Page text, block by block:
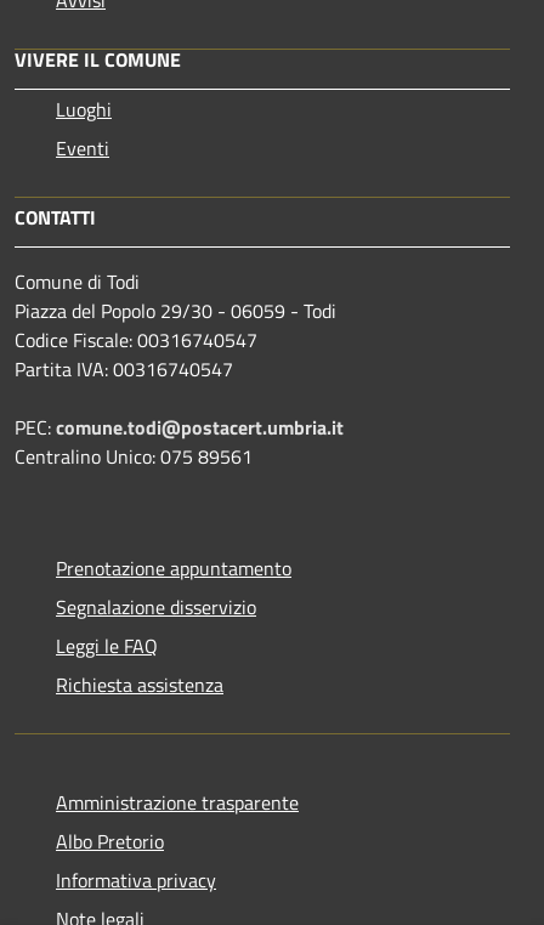
VIVERE IL COMUNE
Luoghi
Eventi
CONTATTI
Comune di Todi
Piazza del Popolo 29/30 - 06059 - Todi
Codice Fiscale: 00316740547
Partita IVA: 00316740547
PEC:comune.todi@postacert.umbria.it
Centralino Unico: 075 89561
Prenotazione appuntamento
Segnalazione disservizio
Leggi le FAQ
Richiesta assistenza
Amministrazione trasparente
Albo Pretorio
Informativa privacy
Note legali